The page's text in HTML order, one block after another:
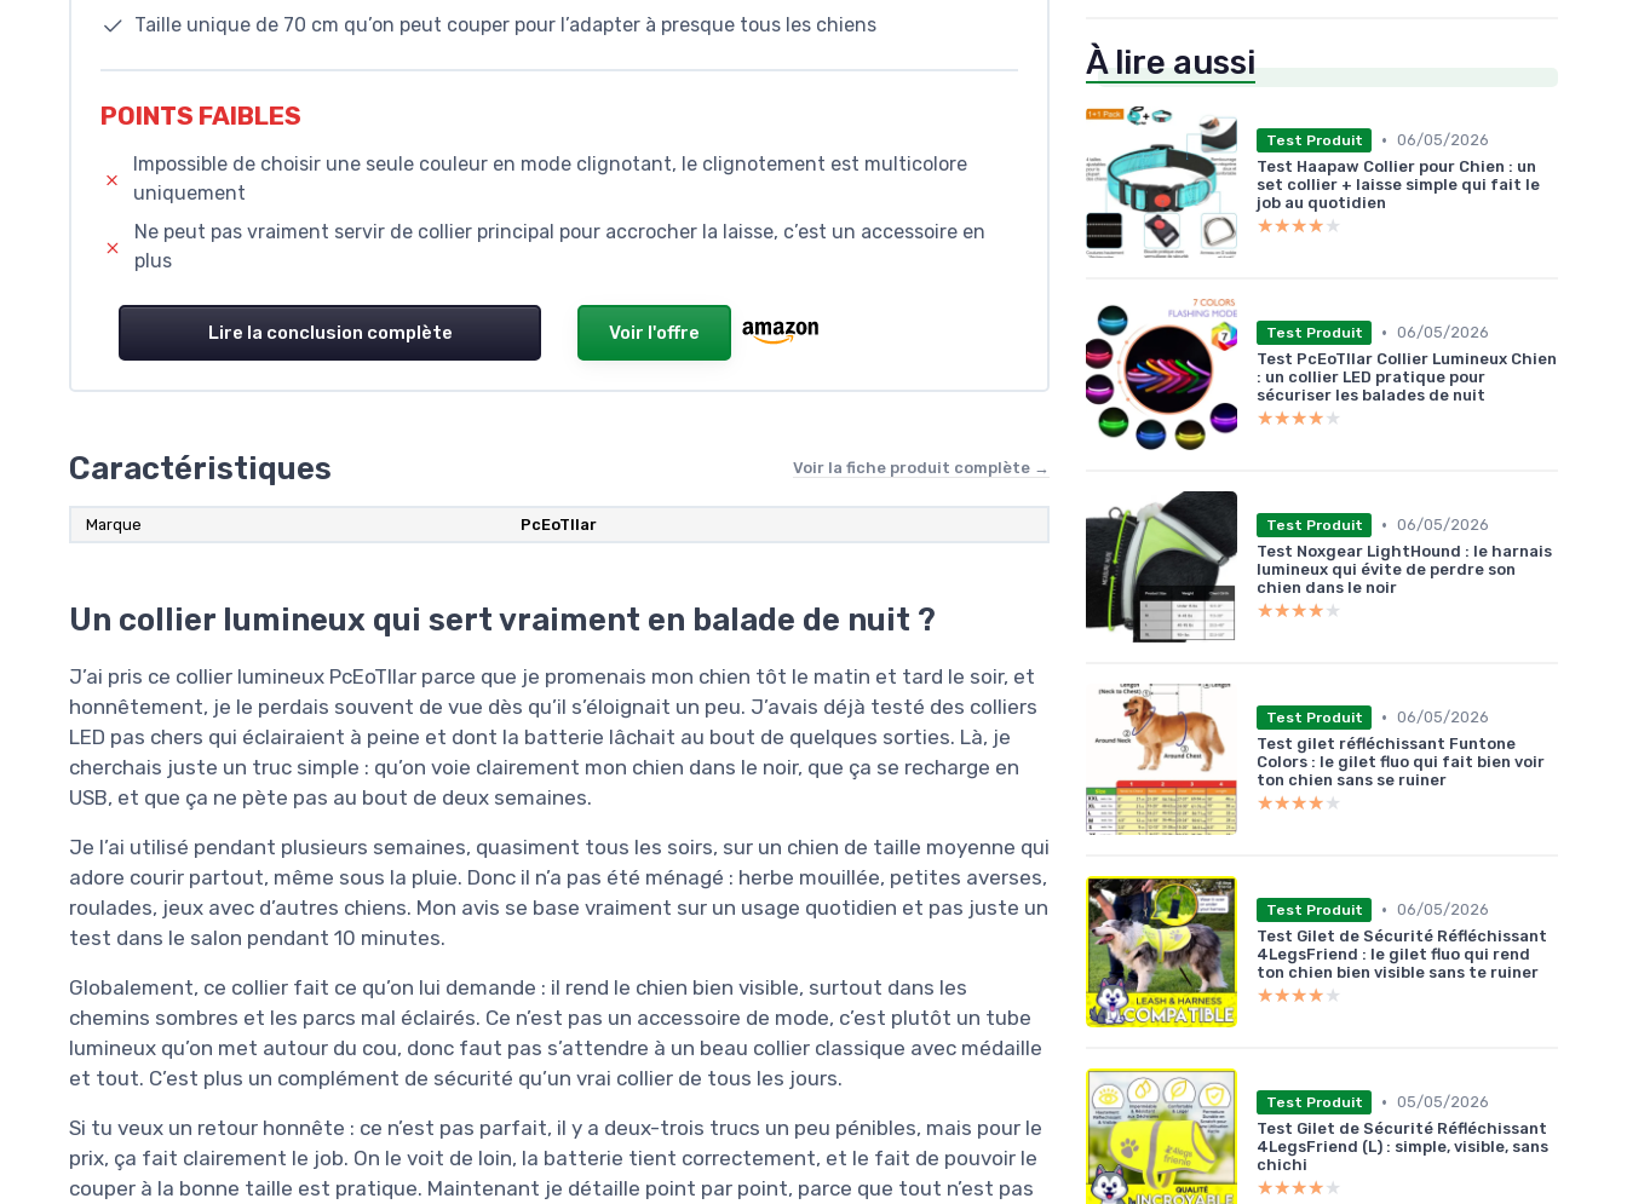
Taille unique de 70 cm qu’on peut couper pour l’adapter à presque tous les chiens
POINTS FAIBLES
Impossible de choisir une seule couleur en mode clignotant, le clignotement est multicolore
uniquement
Ne peut pas vraiment servir de collier principal pour accrocher la laisse, c’est un accessoire en
plus
Lire la conclusion complète Voir l'offre
Caractéristiques Voir la fiche produit complète →
Marque PcEoTllar
Un collier lumineux qui sert vraiment en balade de nuit ?
J’ai pris ce collier lumineux PcEoTllar parce que je promenais mon chien tôt le matin et tard le soir, et
honnêtement, je le perdais souvent de vue dès qu’il s’éloignait un peu. J’avais déjà testé des colliers
LED pas chers qui éclairaient à peine et dont la batterie lâchait au bout de quelques sorties. Là, je
cherchais juste un truc simple : qu’on voie clairement mon chien dans le noir, que ça se recharge en
USB, et que ça ne pète pas au bout de deux semaines.
Je l’ai utilisé pendant plusieurs semaines, quasiment tous les soirs, sur un chien de taille moyenne qui
adore courir partout, même sous la pluie. Donc il n’a pas été ménagé : herbe mouillée, petites averses,
roulades, jeux avec d’autres chiens. Mon avis se base vraiment sur un usage quotidien et pas juste un
test dans le salon pendant 10 minutes.
Globalement, ce collier fait ce qu’on lui demande : il rend le chien bien visible, surtout dans les
chemins sombres et les parcs mal éclairés. Ce n’est pas un accessoire de mode, c’est plutôt un tube
lumineux qu’on met autour du cou, donc faut pas s’attendre à un beau collier classique avec médaille
et tout. C’est plus un complément de sécurité qu’un vrai collier de tous les jours.
Si tu veux un retour honnête : ce n’est pas parfait, il y a deux-trois trucs un peu pénibles, mais pour le
prix, ça fait clairement le job. On le voit de loin, la batterie tient correctement, et le fait de pouvoir le
couper à la bonne taille est pratique. Maintenant je détaille point par point, parce que tout n’est pas
À lire aussi
Test Produit • 06/05/2026
Test Haapaw Collier pour Chien : un
set collier + laisse simple qui fait le
job au quotidien
★★★★★
★★★★★
Test Produit • 06/05/2026
Test PcEoTllar Collier Lumineux Chien
: un collier LED pratique pour
sécuriser les balades de nuit
★★★★★
★★★★★
Test Produit • 06/05/2026
Test Noxgear LightHound : le harnais
lumineux qui évite de perdre son
chien dans le noir
★★★★★
★★★★★
Test Produit • 06/05/2026
Test gilet réfléchissant Funtone
Colors : le gilet fluo qui fait bien voir
ton chien sans se ruiner
★★★★★
★★★★★
Test Produit • 06/05/2026
Test Gilet de Sécurité Réfléchissant
4LegsFriend : le gilet fluo qui rend
ton chien bien visible sans te ruiner
★★★★★
★★★★★
Test Produit • 05/05/2026
Test Gilet de Sécurité Réfléchissant
4LegsFriend (L) : simple, visible, sans
chichi
★★★★★
★★★★★